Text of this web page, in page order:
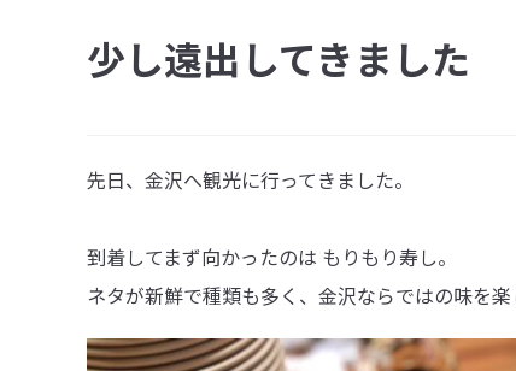
少し遠出してきました
先日、金沢へ観光に行ってきました。
到着してまず向かったのは もりもり寿し。
ネタが新鮮で種類も多く、金沢ならではの味を楽